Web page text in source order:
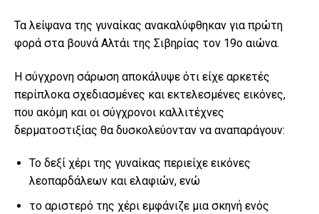
Τα λείψανα της γυναίκας ανακαλύφθηκαν για πρώτη
φορά στα βουνά Αλτάι της Σιβηρίας τον 19ο αιώνα.
Η σύγχρονη σάρωση αποκάλυψε ότι είχε αρκετές
περίπλοκα σχεδιασμένες και εκτελεσμένες εικόνες,
που ακόμη και οι σύγχρονοι καλλιτέχνες
δερματοστιξίας θα δυσκολεύονταν να αναπαράγουν:
Το δεξί χέρι της γυναίκας περιείχε εικόνες
λεοπαρδάλεων και ελαφιών, ενώ
το αριστερό της χέρι εμφάνιζε μια σκηνή ενός